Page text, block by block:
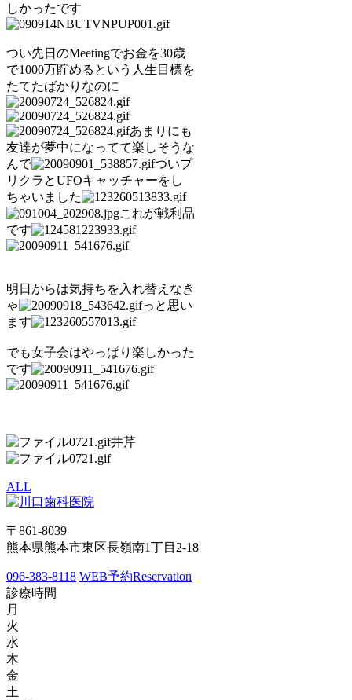
しかったです
つい先日のMeetingでお金を30歳
で1000万貯めるという人生目標を
たてたばかりなのに
あまりにも
友達が夢中になってて楽しそうな
んで
ついプ
リクラとUFOキャッチャーをし
ちゃいました
これが戦利品
です
明日からは気持ちを入れ替えなき
ゃ
っと思い
ます
でも女子会はやっぱり楽しかった
です
井芹
ALL
〒861-8039
熊本県熊本市東区長嶺南1丁目2-18
096-383-8118 WEB予約Reservation
診療時間
月
火
水
木
金
土